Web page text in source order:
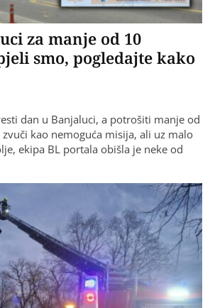
za manje od 10
smo, pogledajte kako
dan u Banjaluci, a potrošiti manje od
kao nemoguća misija, ali uz malo
ekipa BL portala obišla je neke od